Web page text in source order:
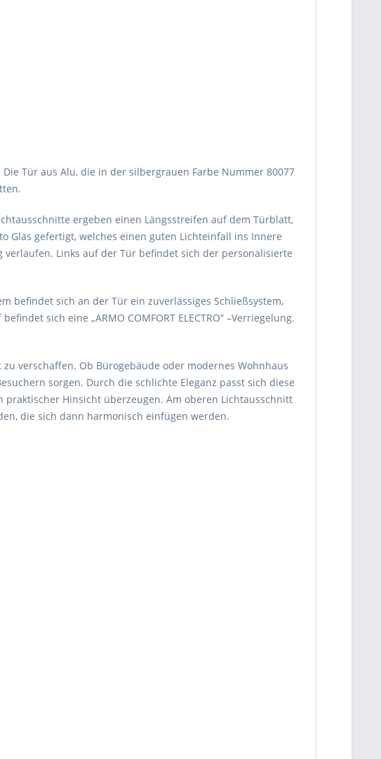
Tür aus Alu, die in der silbergrauen Farbe Nummer 80077
ergeben einen Längsstreifen auf dem Türblatt,
Glas gefertigt, welches einen guten Lichteinfall ins Innere
Links auf der Tür befindet sich der personalisierte
befindet sich an der Tür ein zuverlässiges Schließsystem,
sich eine „ARMO COMFORT ELECTRO“ –Verriegelung.
verschaffen. Ob Bürogebäude oder modernes Wohnhaus
sorgen. Durch die schlichte Eleganz passt sich diese
Hinsicht überzeugen. Am oberen Lichtausschnitt
die sich dann harmonisch einfügen werden.